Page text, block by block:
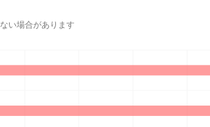
い場合があります